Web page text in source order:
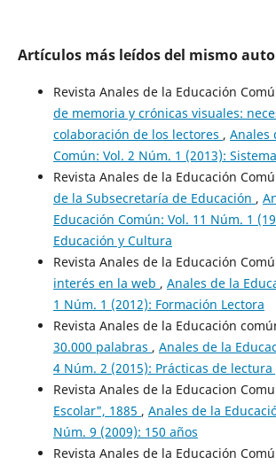
Artículos más leídos del mismo
Revista Anales de la Educación
de memoria y crónicas visuales:
colaboración de los lectores , Anales
Común: Vol. 2 Núm. 1 (2013):
Revista Anales de la Educación
de la Subsecretaría de Educación ,
Educación Común: Vol. 11 Núm. 1
Educación y Cultura
Revista Anales de la Educación
interés en la web , Anales de la
1 Núm. 1 (2012): Formación Lectora
Revista Anales de la Educación
30.000 palabras , Anales de la
4 Núm. 2 (2015): Prácticas de
Revista Anales de la Educacion
Escolar", 1885 , Anales de la
Núm. 9 (2009): 150 años
Revista Anales de la Educación